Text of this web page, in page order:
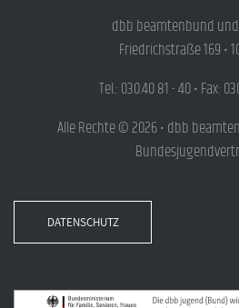
dbb beamtenbund
Friedrichstraße 169 •
Tel.: 030.40 81 - 40 • Fax:
Alle Rechte © 2026 • dbb
DATENSCHUTZ